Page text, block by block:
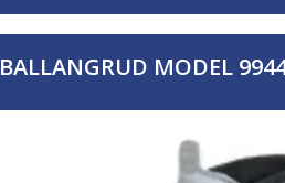
BALLANGRUD MODEL